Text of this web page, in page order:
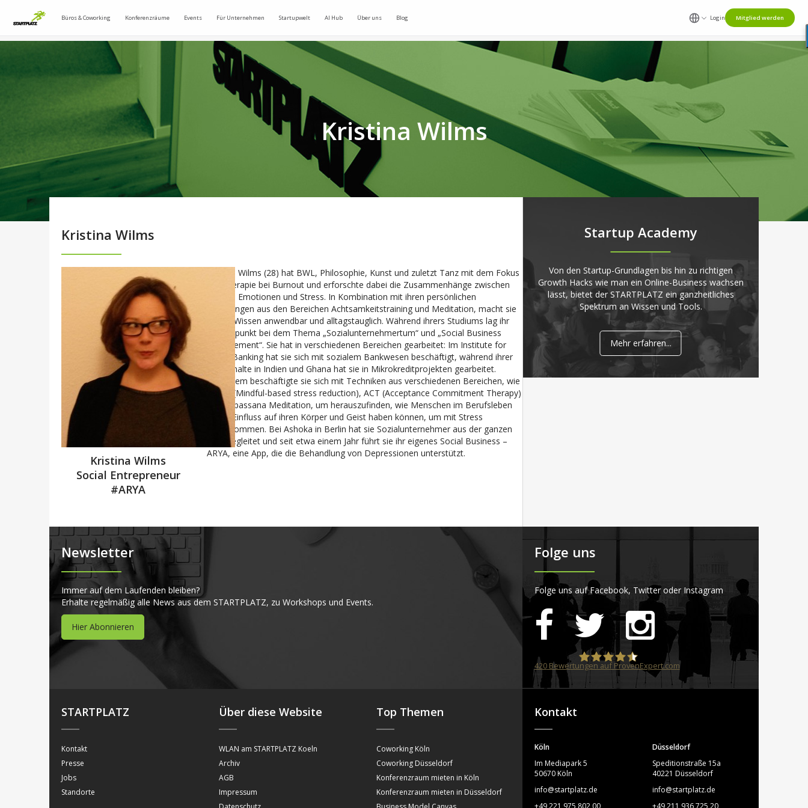
Büros & Coworking Konferenzräume Events Für Unternehmen Startupwelt AI Hub Über uns Blog Login Mitglied werden
Kristina Wilms
Kristina Wilms
Kristina Wilms
Social Entrepreneur
#ARYA
Kristina Wilms (28) hat BWL, Philosophie, Kunst und zuletzt Tanz mit dem Fokus
auf Therapie bei Burnout und erforschte dabei die Zusammenhänge zwischen
Körper, Emotionen und Stress. In Kombination mit ihren persönlichen
Erfahrungen aus den Bereichen Achtsamkeitstraining und Meditation, macht sie
dieses Wissen anwendbar und alltagstauglich. Während ihrers Studiums lag ihr
Schwerpunkt bei dem Thema „Sozialunternehmertum“ und „Social Business
Management“. Sie hat in verschiedenen Bereichen gearbeitet: Im Institute for
Social Banking hat sie sich mit sozialem Bankwesen beschäftigt, während ihrer
Aufenthalte in Indien und Ghana hat sie in Mikrokreditprojekten gearbeitet.
Außerdem beschäftigte sie sich mit Techniken aus verschiedenen Bereichen, wie
MBSR (Mindful-based stress reduction), ACT (Acceptance Commitment Therapy)
oder Vipassana Meditation, um herauszufinden, wie Menschen im Berufsleben
selbst Einfluss auf ihren Körper und Geist haben können, um mit Stress
auszukommen. Bei Ashoka in Berlin hat sie Sozialunternehmer aus der ganzen
Welt begleitet und seit etwa einem Jahr führt sie ihr eigenes Social Business –
ARYA, eine App, die die Behandlung von Depressionen unterstützt.
Startup Academy
Von den Startup-Grundlagen bis hin zu richtigen
Growth Hacks wie man ein Online-Business wachsen
lässt, bietet der STARTPLATZ ein ganzheitliches
Spektrum an Wissen und Tools.
Mehr erfahren...
Newsletter
Immer auf dem Laufenden bleiben?
Erhalte regelmäßig alle News aus dem STARTPLATZ, zu Workshops und Events.
Hier Abonnieren
Folge uns
Folge uns auf Facebook, Twitter oder Instagram
STARTPLATZ
420Bewertungen auf ProvenExpert.com
STARTPLATZ
Kontakt
Presse
Jobs
Standorte
Über diese Website
WLAN am STARTPLATZ Koeln
Archiv
AGB
Impressum
Top Themen
Coworking Köln
Coworking Düsseldorf
Konferenzraum mieten in Köln
Konferenzraum mieten in Düsseldorf
Kontakt
Köln
Im Mediapark 5
50670 Köln
info@startplatz.de
+49 221 975 802 00
Düsseldorf
Speditionstraße 15a
40221 Düsseldorf
info@startplatz.de
+49 211 936 725 20